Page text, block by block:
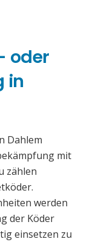
oder
in
Dahlem
mit
zählen
werden
der Köder
einsetzen zu